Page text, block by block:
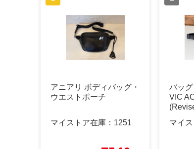
アニアリ ボディバッグ・
ウエストポーチ
マイストア在庫： 1251
バッ
VIC
マイス